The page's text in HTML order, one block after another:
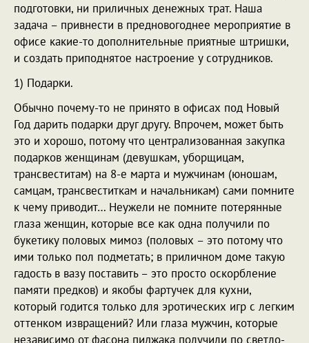
подготовки, ни приличных денежных трат. Наша
задача – привнести в предновогоднее мероприятие в
офисе какие-то дополнительные приятные штришки,
и создать приподнятое настроение у сотрудников.
1) Подарки.
Обычно почему-то не принято в офисах под Новый
Год дарить подарки друг другу. Впрочем, может быть
это и хорошо, потому что централизованная закупка
подарков женщинам (девушкам, уборщицам,
трансвеститам) на 8-е марта и мужчинам (юношам,
самцам, трансвеститкам и начальникам) сами помните
к чему приводит… Неужели не помните потерянные
глаза женщин, которые все как одна получили по
букетику половых мимоз (половых – это потому что
ими только пол подметать; в приличном доме такую
гадость в вазу поставить – это просто оскорбление
памяти предков) и якобы фартучек для кухни,
который годится только для эротических игр с легким
оттенком извращений? Или глаза мужчин, которые
независимо от фасона пиджака получили по светло-